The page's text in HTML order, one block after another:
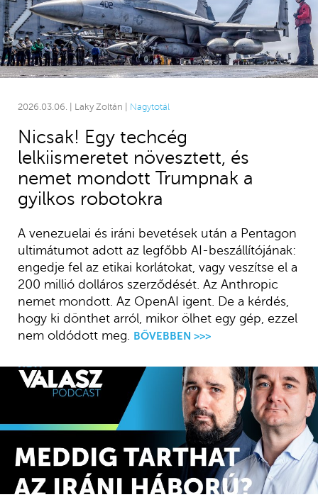
2026.03.06. | Laky Zoltán | Nagytotál
Nicsak! Egy techcég
lelkiismeretet növesztett, és
nemet mondott Trumpnak a
gyilkos robotokra
A venezuelai és iráni bevetések után a Pentagon
ultimátumot adott az legfőbb AI-beszállítójának:
engedje fel az etikai korlátokat, vagy veszítse el a
200 millió dolláros szerződését. Az Anthropic
nemet mondott. Az OpenAI igent. De a kérdés,
hogy ki dönthet arról, mikor ölhet egy gép, ezzel
nem oldódott meg. BŐVEBBEN >>>